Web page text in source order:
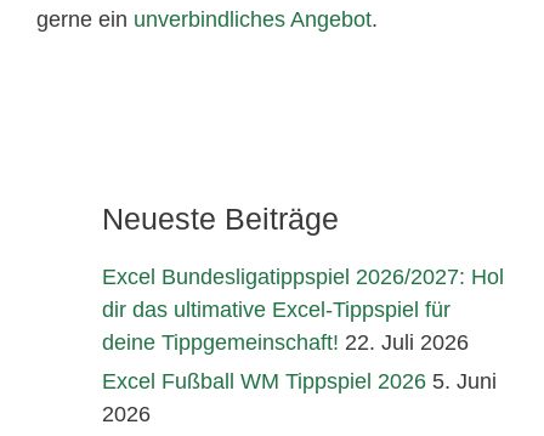
gerne ein unverbindliches Angebot.
Neueste Beiträge
Excel Bundesligatippspiel 2026/2027: Hol
dir das ultimative Excel-Tippspiel für
deine Tippgemeinschaft! 22. Juli 2026
Excel Fußball WM Tippspiel 2026 5. Juni
2026